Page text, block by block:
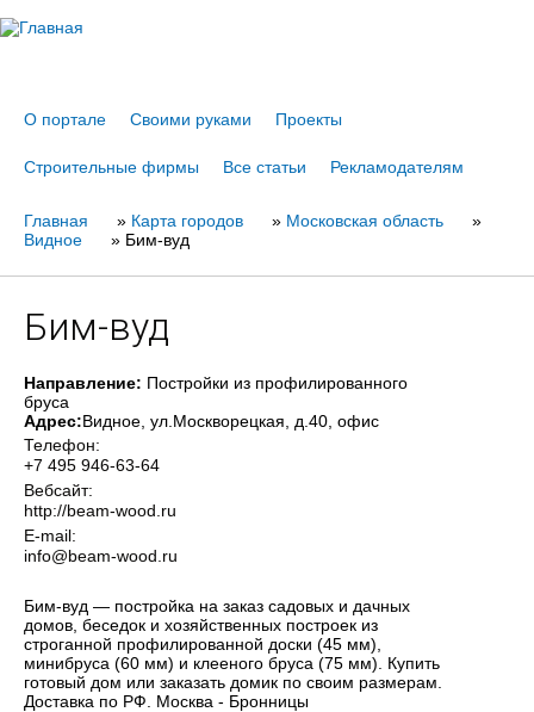
О портале Своими руками Проекты
Строительные фирмы Все статьи Рекламодателям
Вы
Главная » Карта городов » Московская область
»
Видное
» Бим-вуд
Бим-вуд
Направление: Постройки из профилированного
бруса
Адрес:Видное , ул.Москворецкая, д.40, офис
Телефон:
+7 495 946-63-64
Вебсайт:
http://beam-wood.ru
E-mail:
info@beam-wood.ru
Бим-вуд — постройка на заказ садовых и дачных
домов, беседок и хозяйственных построек из
строганной профилированной доски (45 мм),
минибруса (60 мм) и клееного бруса (75 мм). Купить
готовый дом или заказать домик по своим размерам.
Доставка по РФ. Москва - Бронницы